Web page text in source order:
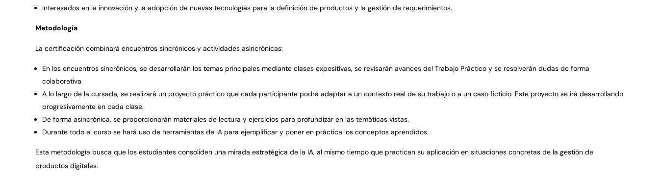
Interesados en la innovación y la adopción de nuevas tecnologías para la definición de productos y la gestión de requerimientos.
Metodología
La certificación combinará encuentros sincrónicos y actividades asincrónicas:
En los encuentros sincrónicos, se desarrollarán los temas principales mediante clases expositivas, se revisarán avances del Trabajo Práctico y se resolverán dudas de forma
colaborativa.
A lo largo de la cursada, se realizará un proyecto práctico que cada participante podrá adaptar a un contexto real de su trabajo o a un caso ficticio. Este proyecto se irá desarrollando
progresivamente en cada clase.
De forma asincrónica, se proporcionarán materiales de lectura y ejercicios para profundizar en las temáticas vistas.
Durante todo el curso se hará uso de herramientas de IA para ejemplificar y poner en práctica los conceptos aprendidos.
Esta metodología busca que los estudiantes consoliden una mirada estratégica de la IA, al mismo tiempo que practican su aplicación en situaciones concretas de la gestión de
productos digitales.